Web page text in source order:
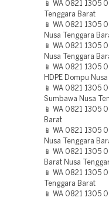
📱 WA 0821 1305
Tenggara Barat
📱 WA 0821 1305
Nusa Tenggara
📱 WA 0821 1305
Nusa Tenggara
📱 WA 0821 1305
HDPE Dompu
📱 WA 0821 1305
Sumbawa Nusa
📱 WA 0821 1305
Barat
📱 WA 0821 1305
Nusa Tenggara
📱 WA 0821 1305
Barat Nusa
📱 WA 0821 1305
Tenggara Barat
📱 WA 0821 1305